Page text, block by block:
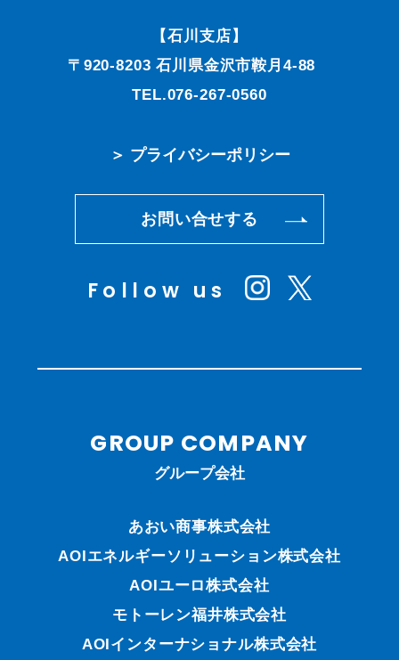
【石川支店】
〒920-8203 石川県金沢市鞍月4-88
TEL.076-267-0560
＞ プライバシーポリシー
お問い合せする
Follow us
GROUP COMPANY
グループ会社
あおい商事株式会社
AOIエネルギーソリューション株式会社
AOIユーロ株式会社
モトーレン福井株式会社
AOIインターナショナル株式会社